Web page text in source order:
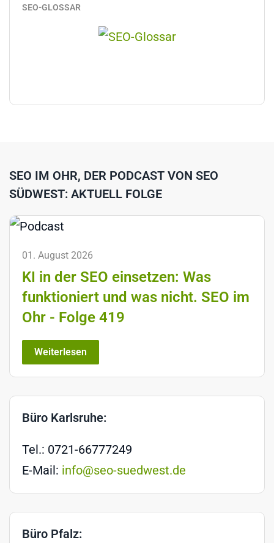
SEO-GLOSSAR
SEO IM OHR, DER PODCAST VON SEO
SÜDWEST: AKTUELL FOLGE
01. August 2026
KI in der SEO einsetzen: Was
funktioniert und was nicht. SEO im
Ohr - Folge 419
Weiterlesen
Büro Karlsruhe:
Tel.: 0721-66777249
E-Mail: info@seo-suedwest.de
Büro Pfalz: